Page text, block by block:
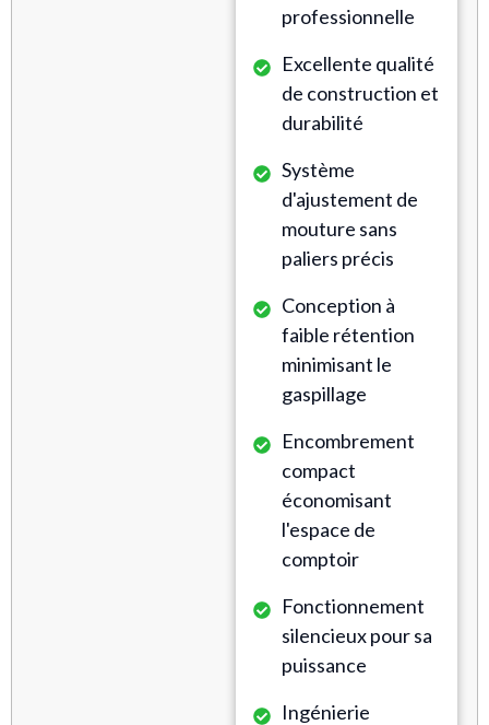
professionnelle
Excellente qualité
de construction et
durabilité
Système
d'ajustement de
mouture sans
paliers précis
Conception à
faible rétention
minimisant le
gaspillage
Encombrement
compact
économisant
l'espace de
comptoir
Fonctionnement
silencieux pour sa
puissance
Ingénierie